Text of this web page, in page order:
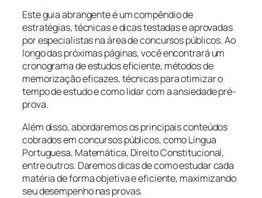
Este guia abrangente é um compêndio de
estratégias, técnicas e dicas testadas e aprovadas
por especialistas na área de concursos públicos. Ao
longo das próximas páginas, você encontrará um
cronograma de estudos eficiente, métodos de
memorização eficazes, técnicas para otimizar o
tempo de estudo e como lidar com a ansiedade pré-
prova.
Além disso, abordaremos os principais conteúdos
cobrados em concursos públicos, como Língua
Portuguesa, Matemática, Direito Constitucional,
entre outros. Daremos dicas de como estudar cada
matéria de forma objetiva e eficiente, maximizando
seu desempenho nas provas.